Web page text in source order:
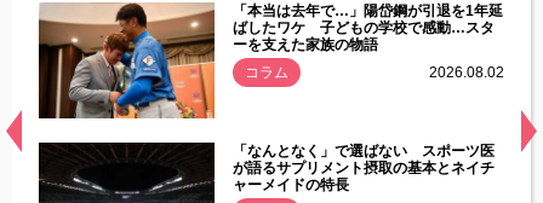
常
「本当は去年で…」陽岱鋼が引退を1年延
ばしたワケ 子どもの学校で感動…スタ
ーを支えた家族の物語
コラム
2026.08.02
「なんとなく」で選ばない スポーツ医
が語るサプリメント摂取の基本とネイチ
ャーメイドの特長